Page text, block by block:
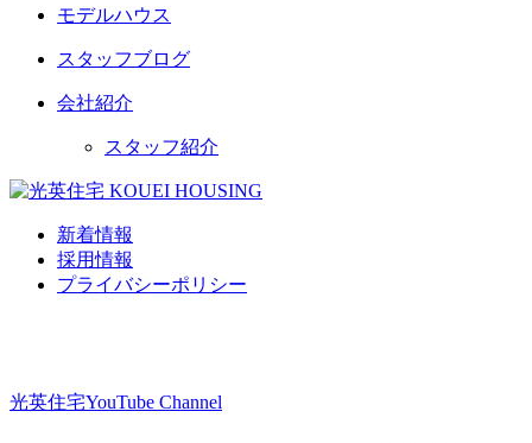
モデルハウス
スタッフブログ
会社紹介
スタッフ紹介
新着情報
採用情報
プライバシーポリシー
光英住宅YouTube Channel